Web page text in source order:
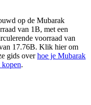
op de Mubarak
van 1B, met een
voorraad van
17.76B. Klik hier om
gids overhoe je Mubarak
.